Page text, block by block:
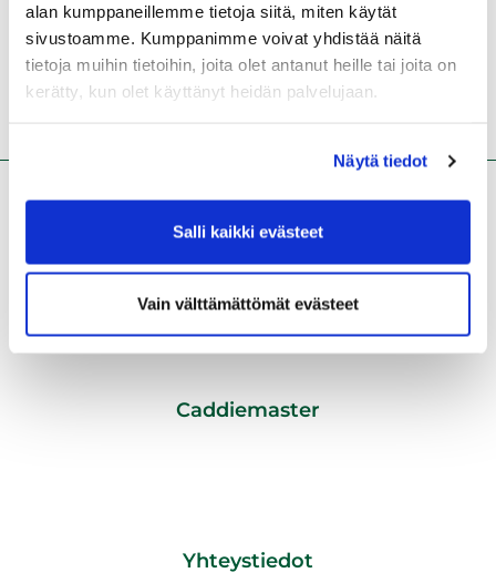
alan kumppaneillemme tietoja siitä, miten käytät
sivustoamme. Kumppanimme voivat yhdistää näitä
tietoja muihin tietoihin, joita olet antanut heille tai joita on
kerätty, kun olet käyttänyt heidän palvelujaan.
Näytä tiedot
Salli kaikki evästeet
Vain välttämättömät evästeet
14,58%
(7 / 48)
27,08%
(13 / 48)
20,83%
(10 / 48)
8,33%
(4 / 48)
0,00%
(0 / 48)
0,00%
(0 / 48)
(0 / 48)
Caddiemaster
Yhteystiedot